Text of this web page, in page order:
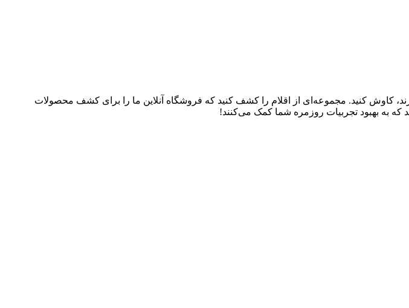
کاوش کنید. مجموعه‌ای از اقلام را کشف کنید که فروشگاه آنلاین ما را برای کشف محصولات
که به بهبود تجربیات روزمره شما کمک می‌کنند!